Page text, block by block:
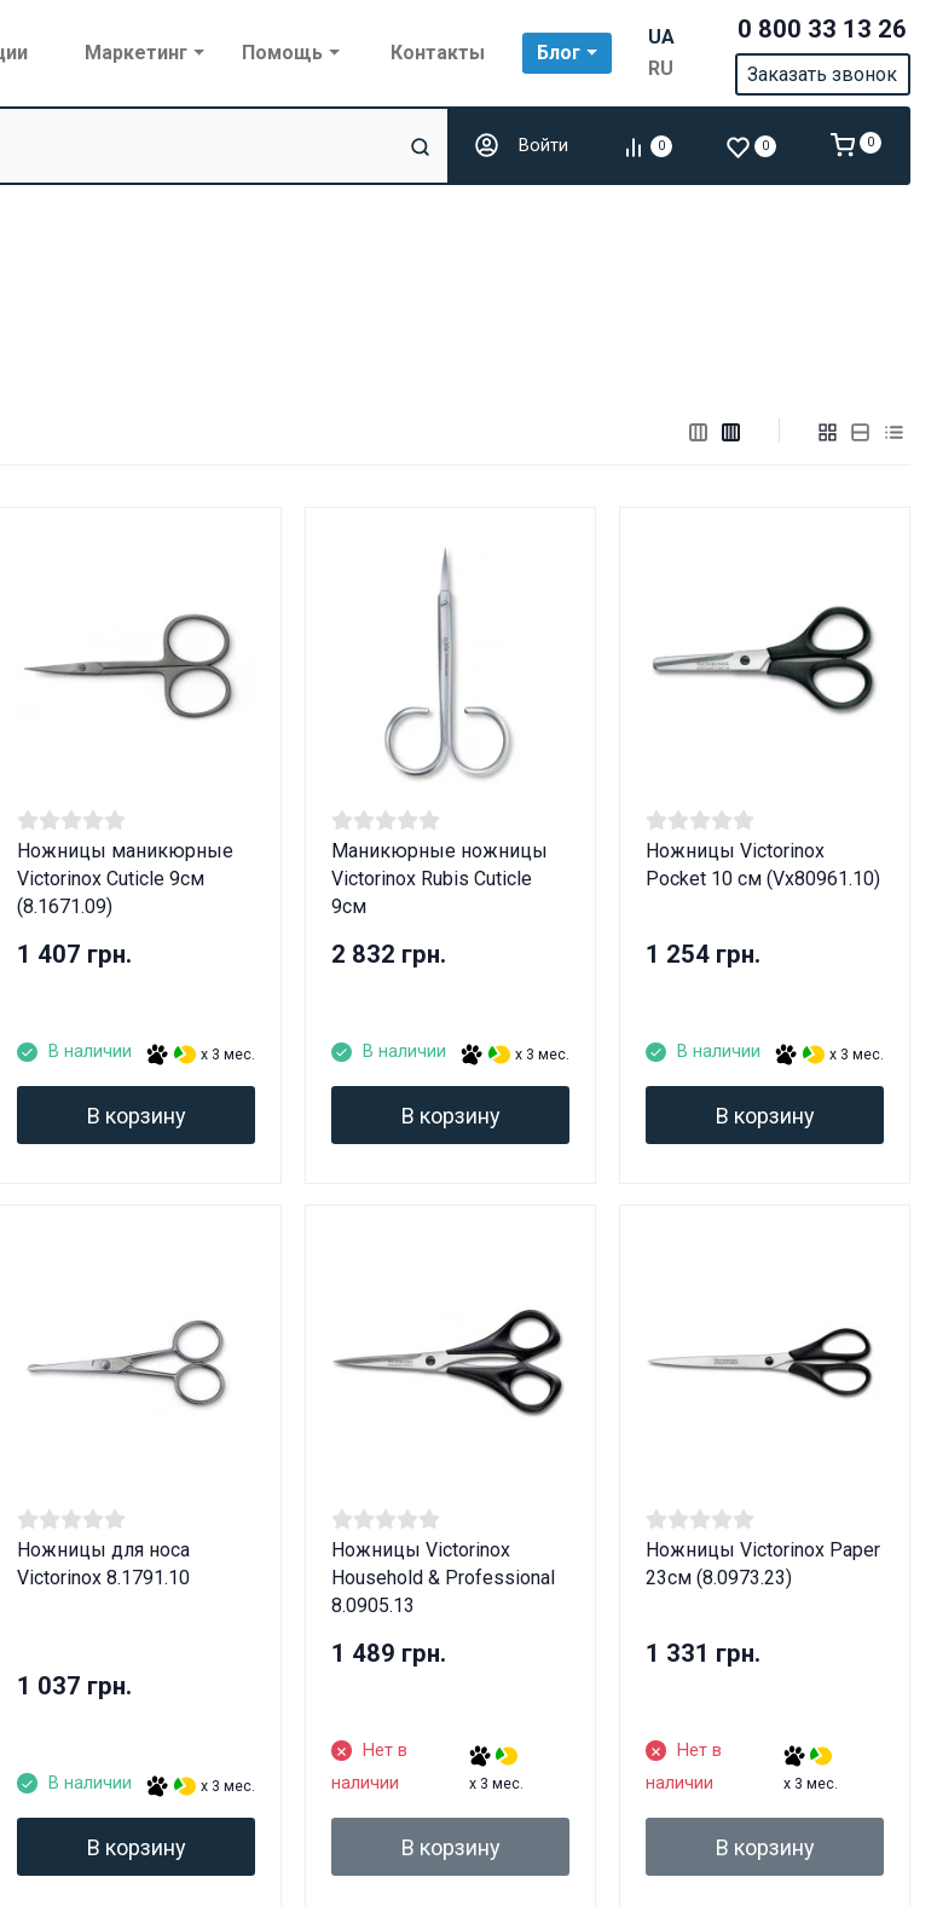
Маркетинг Помощь Контакты Блог
UA
RU
0 800 33 13 26
Заказать звонок
Войти 0 0 0
Ножницы маникюрные
Victorinox Cuticle 9см
(8.1671.09)
1 407 грн.
В наличии x 3 мес.
В корзину
Маникюрные ножницы
Victorinox Rubis Cuticle
9см
2 832 грн.
В наличии x 3 мес.
В корзину
Ножницы Victorinox
Pocket 10 см (Vx80961.10)
1 254 грн.
В наличии x 3 мес.
В корзину
Ножницы для носа
Victorinox 8.1791.10
1 037 грн.
В наличии x 3 мес.
В корзину
Ножницы Victorinox
Household & Professional
8.0905.13
1 489 грн.
Нет в
наличии
x 3 мес.
В корзину
Ножницы Victorinox Paper
23см (8.0973.23)
1 331 грн.
Нет в
наличии
x 3 мес.
В корзину